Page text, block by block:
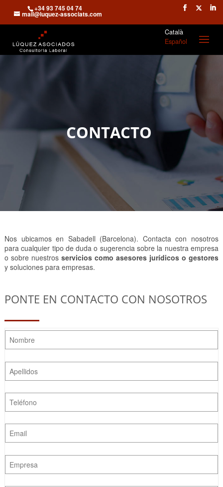
+34 93 745 04 74
mail@luquez-associats.com
Català
Español
CONTACTO
Nos ubicamos en Sabadell (Barcelona). Contacta con nosotros
para cualquier tipo de duda o sugerencia sobre la nuestra empresa
o sobre nuestros servicios como asesores jurídicos o gestores
y soluciones para empresas.
PONTE EN CONTACTO CON NOSOTROS